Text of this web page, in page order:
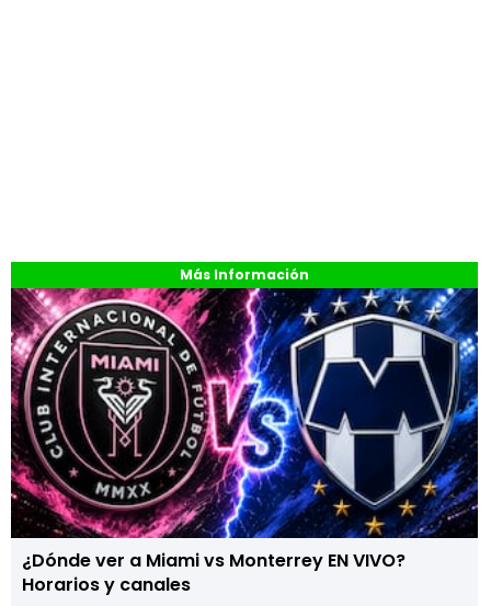
Más Información
¿Dónde ver a Miami vs Monterrey EN VIVO?
Horarios y canales